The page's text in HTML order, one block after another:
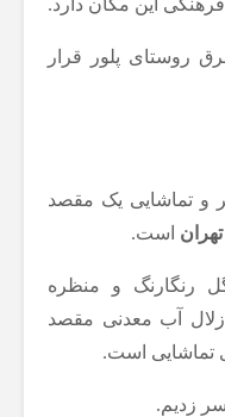
شرق روستای پلور قرار
و تماشایی یک مقصد
است.
رنگارنگ و منظره
آب معدنی مقصد
تماشایی است.
سر زدیم.